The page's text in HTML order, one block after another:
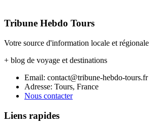
Tribune Hebdo Tours
Votre source d'information locale et régionale
+ blog de voyage et destinations
Email: contact@tribune-hebdo-tours.fr
Adresse: Tours, France
Nous contacter
Liens rapides